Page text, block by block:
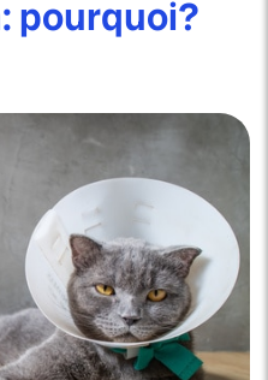
pourquoi?